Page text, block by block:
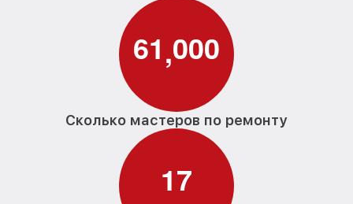
61,000
Сколько мастеров по ремонту
17